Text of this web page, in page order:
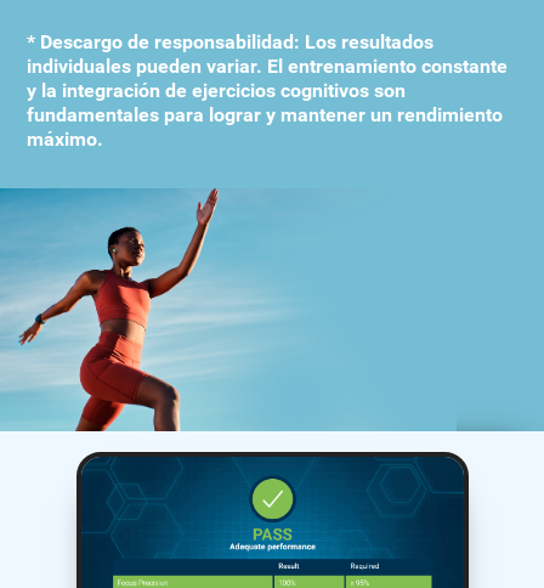
* Descargo de responsabilidad: Los resultados
individuales pueden variar. El entrenamiento constante
y la integración de ejercicios cognitivos son
fundamentales para lograr y mantener un rendimiento
máximo.